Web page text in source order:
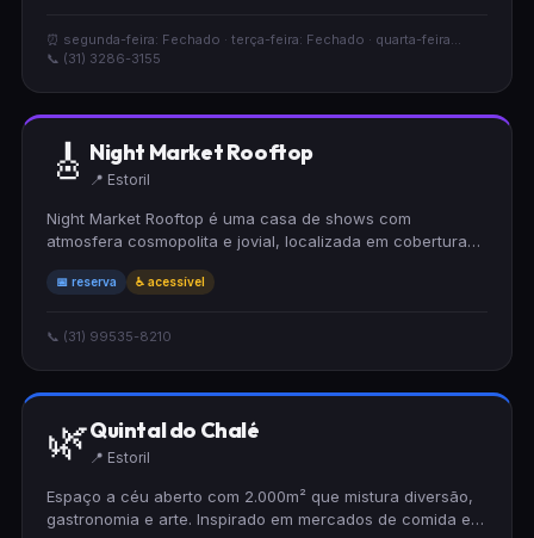
⏰ segunda-feira: Fechado · terça-feira: Fechado · quarta-feira...
📞 (31) 3286-3155
🎸 Night Market Rooftop
📍 Estoril
Night Market Rooftop é uma casa de shows com
atmosfera cosmopolita e jovial, localizada em cobertura
enquanto você aprecia música lounge ao vivo. Acessível
📅 reserva ♿ acessível
📞 (31) 99535-8210
🌿Quintal do Chalé
📍 Estoril
Espaço a céu aberto com 2.000m² que mistura diversão,
gastronomia e arte. Inspirado em mercados de comida e